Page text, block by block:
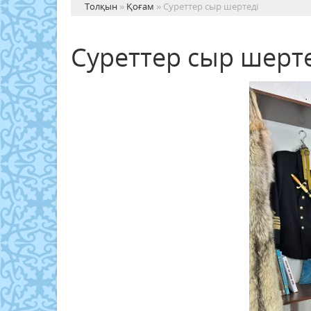
Толқын » Қоғам » Суреттер сыр шертеді
Суреттер сыр